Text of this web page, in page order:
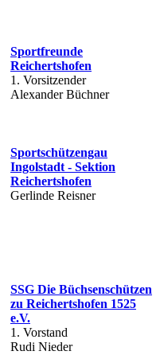
Sportfreunde
Reichertshofen
1. Vorsitzender
Alexander Büchner
Sportschützengau
Ingolstadt - Sektion
Reichertshofen
Gerlinde Reisner
SSG Die Büchsenschützen
zu Reichertshofen 1525
e.V.
1. Vorstand
Rudi Nieder